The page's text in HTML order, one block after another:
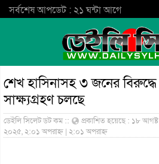
সর্বশেষ আপডেট : ২১ ঘন্টা আগে
শেখ হাসিনাসহ ৩ জনের
সাক্ষ্যগ্রহণ চলছে
ডেইলি সিলেট ডট কম ::
প্রকাশিত হয়েছে : ১৮ আগষ্ট
২০২৫, ২:০১ অপরাহ্ন | ২:০১ অপরাহ্ন